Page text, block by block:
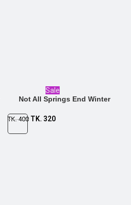
Sale
Not All Springs End Winter
TK.400 TK. 320